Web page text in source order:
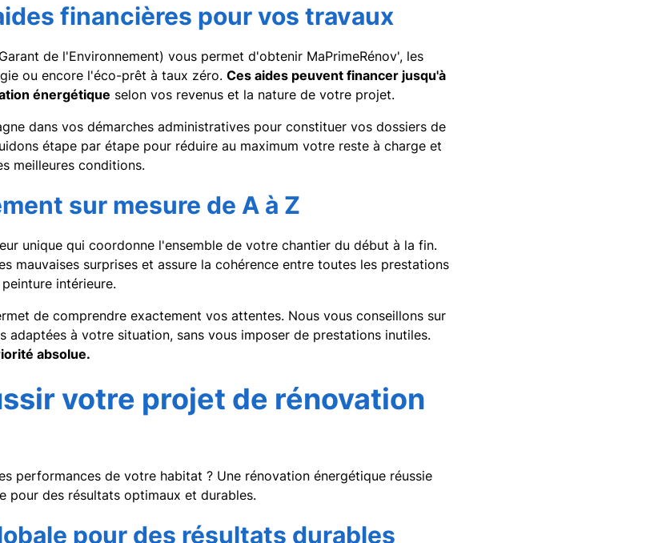
financières pour vos travaux
de l'Environnement) vous permet d'obtenir MaPrimeRénov', les
ou encore l'éco-prêt à taux zéro. Ces aides peuvent financer jusqu'à
énergétique selon vos revenus et la nature de votre projet.
dans vos démarches administratives pour constituer vos dossiers de
étape par étape pour réduire au maximum votre reste à charge et
meilleures conditions.
sur mesure de A à Z
unique qui coordonne l'ensemble de votre chantier du début à la fin.
mauvaises surprises et assure la cohérence entre toutes les prestations
intérieure.
de comprendre exactement vos attentes. Nous vous conseillons sur
adaptées à votre situation, sans vous imposer de prestations inutiles.
absolue.
votre projet de rénovation
performances de votre habitat ? Une rénovation énergétique réussie
pour des résultats optimaux et durables.
pour des résultats durables